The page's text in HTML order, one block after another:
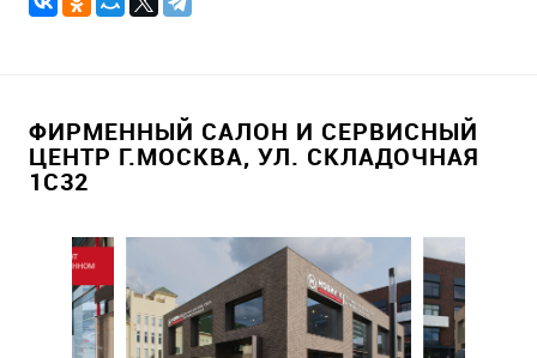
ФИРМЕННЫЙ САЛОН И СЕРВИСНЫЙ
ЦЕНТР Г.МОСКВА, УЛ. СКЛАДОЧНАЯ
1С32